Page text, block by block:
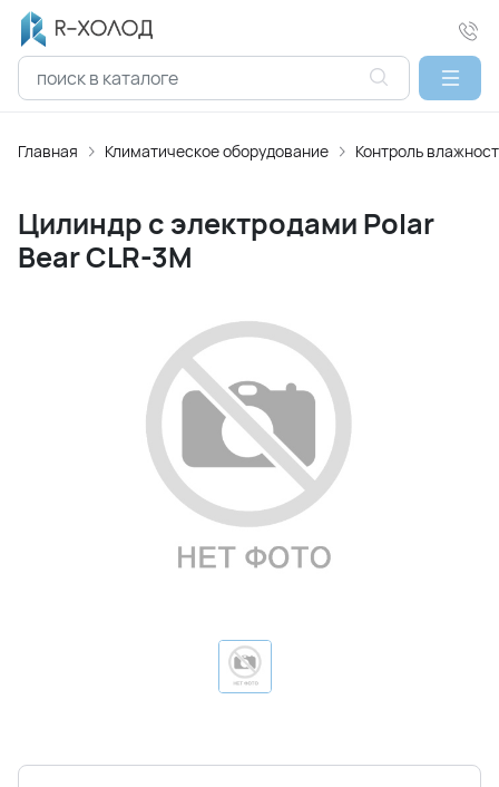
Главная Климатическое оборудование Контроль
Цилиндр с электродами Polar
Bear CLR-3M